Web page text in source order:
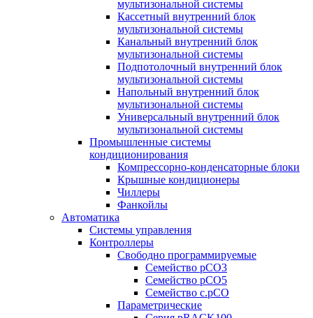
мультизональной системы
Кассетный внутренний блок
мультизональной системы
Канальный внутренний блок
мультизональной системы
Подпотолочный внутренний блок
мультизональной системы
Напольный внутренний блок
мультизональной системы
Универсальный внутренний блок
мультизональной системы
Промышленные системы
кондиционирования
Компрессорно-конденсаторные блоки
Крышные кондиционеры
Чиллеры
Фанкойлы
Автоматика
Системы управления
Контроллеры
Свободно программируемые
Семейство pCO3
Семейство pCO5
Семейство c.pCO
Параметрические